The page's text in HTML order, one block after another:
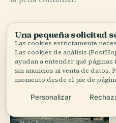
Una pequeña solicitud
Las cookies estrictamente
Las cookies de análisis
ayudan a entender qué
sin anuncios ni venta de datos.
momento desde el pie de
Personalizar